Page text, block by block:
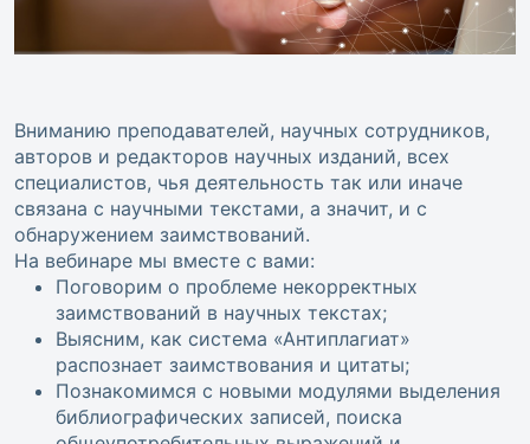
Вниманию преподавателей, научных сотрудников,
авторов и редакторов научных изданий, всех
специалистов, чья деятельность так или иначе
связана с научными текстами, а значит, и с
обнаружением заимствований.
На вебинаре мы вместе с вами:
Поговорим о проблеме некорректных
заимствований в научных текстах;
Выясним, как система «Антиплагиат»
распознает заимствования и цитаты;
Познакомимся с новыми модулями выделения
библиографических записей, поиска